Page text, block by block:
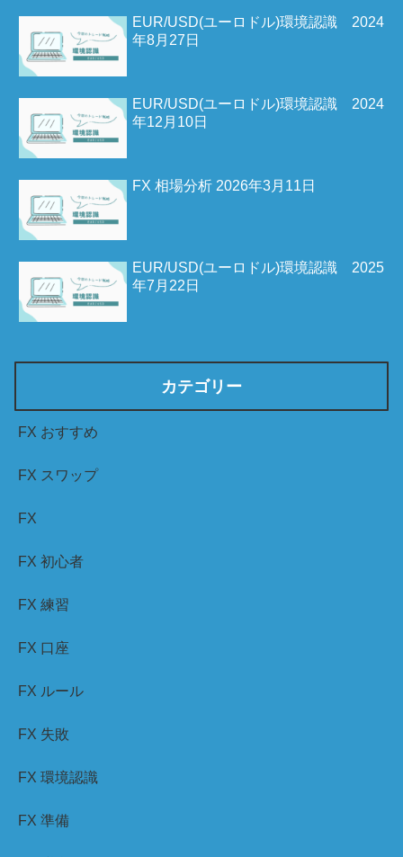
EUR/USD(ユーロドル)環境認識 2024
年8月27日
EUR/USD(ユーロドル)環境認識 2024
年12月10日
FX 相場分析 2026年3月11日
EUR/USD(ユーロドル)環境認識 2025
年7月22日
カテゴリー
FX おすすめ
FX スワップ
FX
FX 初心者
FX 練習
FX 口座
FX ルール
FX 失敗
FX 環境認識
FX 準備